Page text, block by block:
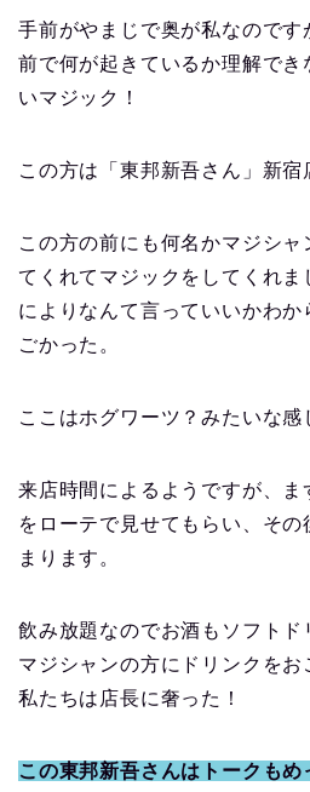
手前がやまじで奥が私なので
前で何が起きているか理解でき
いマジック！
この方は「東邦新吾さん」新宿
この方の前にも何名かマジシ
てくれてマジックをしてくれま
によりなんて言っていいかわか
ごかった。
ここはホグワーツ？みたいな感
来店時間によるようですが、ま
をローテで見せてもらい、そ
まります。
飲み放題なのでお酒もソフトド
マジシャンの方にドリンクをお
私たちは店長に奢った！
この東邦新吾さんはトークもめ